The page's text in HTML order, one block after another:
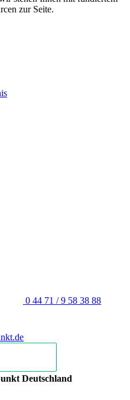
zur Seite.
0 44 71 / 9 58 38 88
Deutschland